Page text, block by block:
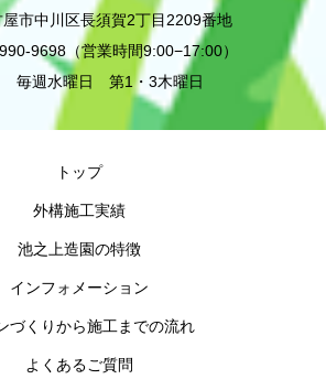
市中川区長須賀2丁目2209番地
9698（営業時間9:00−17:00）
毎週水曜日 第1・3木曜日
トップ
外構施工実績
池之上造園の特徴
インフォメーション
づくりから施工までの流れ
よくあるご質問